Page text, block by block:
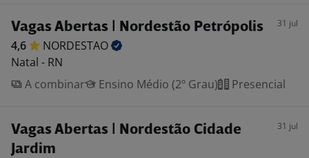
Vagas Abertas | Nordestão Petrópolis 31 jul
4,6
NORDESTAO
Natal - RN
A combinar
Ensino Médio (2º Grau) Presencial
Vagas Abertas | Nordestão Cidade
Jardim
31 jul